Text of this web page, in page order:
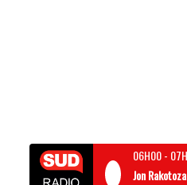
06H00-
Jon